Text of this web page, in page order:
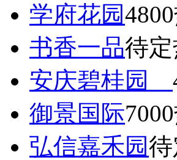
学府花园4800
书香一品待定
安庆碧桂园
御景国际7000
弘信嘉禾园待